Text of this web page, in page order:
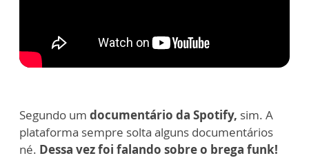
Segundo um documentário da Spotify, sim. A
plataforma sempre solta alguns documentários
né. Dessa vez foi falando sobre o brega funk!